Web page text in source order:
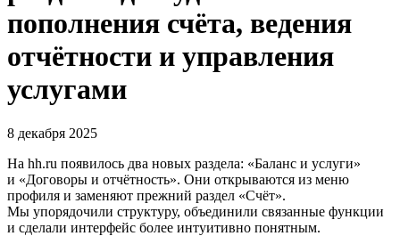
пополнения счёта, ведения
отчётности и управления
услугами
8 декабря 2025
На hh.ru появилось два новых раздела: «Баланс и услуги»
и «Договоры и отчётность». Они открываются из меню
профиля и заменяют прежний раздел «Счёт».
Мы упорядочили структуру, объединили связанные функции
и сделали интерфейс более интуитивно понятным.